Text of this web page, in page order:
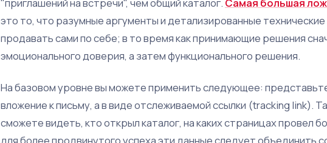
"приглашений на встречи", чем общий каталог. Самая большая
это то, что разумные аргументы и детализированные технические
продавать сами по себе; в то время как принимающие решения
эмоционального доверия, а затем функционального решения.
На базовом уровне вы можете применить следующее: представьте
вложение к письму, а в виде отслеживаемой ссылки (tracking link).
сможете видеть, кто открыл каталог, на каких страницах провел
для более продвинутого успеха эти данные следует объединить